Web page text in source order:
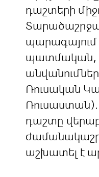
դաշտերի
պարագայում
պատմական,
Ռուսական
դաշտը
աշխատել է